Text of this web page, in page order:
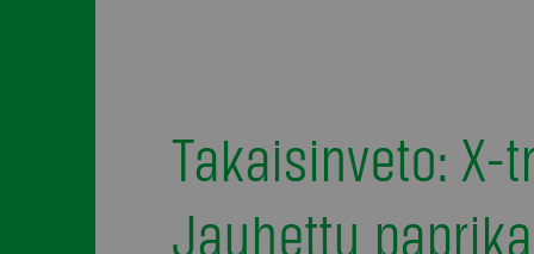
Takaisinveto: X-
Jauhettu paprika